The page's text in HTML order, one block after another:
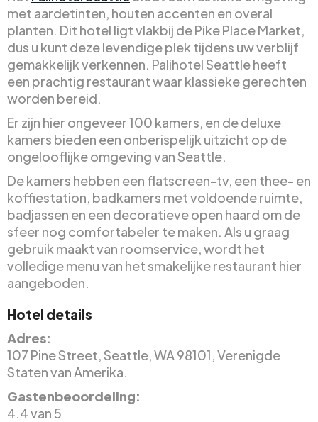
met aardetinten, houten accenten en overal
planten. Dit hotel ligt vlakbij de Pike Place Market,
dus u kunt deze levendige plek tijdens uw verblijf
gemakkelijk verkennen. Palihotel Seattle heeft
een prachtig restaurant waar klassieke gerechten
worden bereid.
Er zijn hier ongeveer 100 kamers, en de deluxe
kamers bieden een onberispelijk uitzicht op de
ongelooflijke omgeving van Seattle.
De kamers hebben een flatscreen-tv, een thee- en
koffiestation, badkamers met voldoende ruimte,
badjassen en een decoratieve open haard om de
sfeer nog comfortabeler te maken. Als u graag
gebruik maakt van roomservice, wordt het
volledige menu van het smakelijke restaurant hier
aangeboden.
Hotel details
Adres:
107 Pine Street, Seattle, WA 98101, Verenigde
Staten van Amerika.
Gastenbeoordeling:
4.4 van 5